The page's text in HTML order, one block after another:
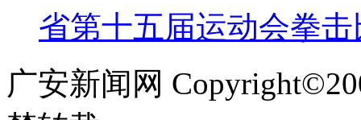
省第十五届运动会拳
广安新闻网